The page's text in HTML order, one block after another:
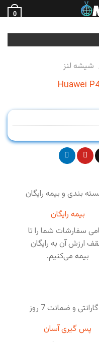
0
شیشه لنز
بیمه رایگان
سفارشات شما را تا
ارزش آن به رایگان
بیمه می‌کنیم.
پس گیری آسان